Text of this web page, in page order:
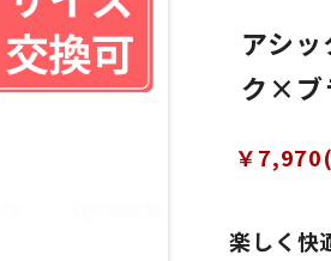
楽しく快
アシ
ク×ブ
￥